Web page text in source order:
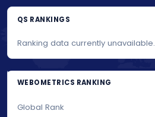
QS RANKINGS
Ranking data currently unavailable.
WEBOMETRICS RANKING
Global Rank